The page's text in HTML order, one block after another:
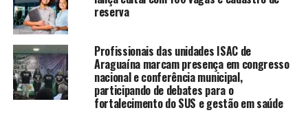
reserva
Profissionais das unidades ISAC de
Araguaína marcam presença em congresso
nacional e conferência municipal,
participando de debates para o
fortalecimento do SUS e gestão em saúde